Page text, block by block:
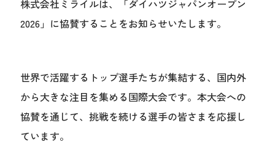
株式会社ミライルは、「ダイハツジャパンオープン
2026」に協賛することをお知らせいたします。
世界で活躍するトップ選手たちが集結する、国内外
から大きな注目を集める国際大会です。本大会への
協賛を通じて、挑戦を続ける選手の皆さまを応援し
ています。